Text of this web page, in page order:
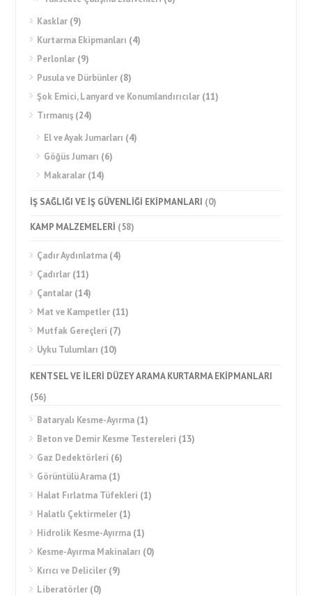
Kasklar (9)
Kurtarma Ekipmanları (4)
Perlonlar (9)
Pusula ve Dürbünler (8)
Şok Emici, Lanyard ve Konumlandırıcılar (11)
Tırmanış (24)
El ve Ayak Jumarları (4)
Göğüs Jumarı (6)
Makaralar (14)
İŞ SAĞLIĞI VE İŞ GÜVENLİĞİ EKİPMANLARI (0)
KAMP MALZEMELERİ (58)
Çadır Aydınlatma (4)
Çadırlar (11)
Çantalar (14)
Mat ve Kampetler (11)
Mutfak Gereçleri (7)
Uyku Tulumları (10)
KENTSEL VE İLERİ DÜZEY ARAMA KURTARMA EKİPMANLARI
(56)
Bataryalı Kesme-Ayırma (1)
Beton ve Demir Kesme Testereleri (13)
Gaz Dedektörleri (6)
Görüntülü Arama (1)
Halat Fırlatma Tüfekleri (1)
Halatlı Çektirmeler (1)
Hidrolik Kesme-Ayırma (1)
Kesme-Ayırma Makinaları (0)
Kırıcı ve Deliciler (9)
Liberatörler (0)